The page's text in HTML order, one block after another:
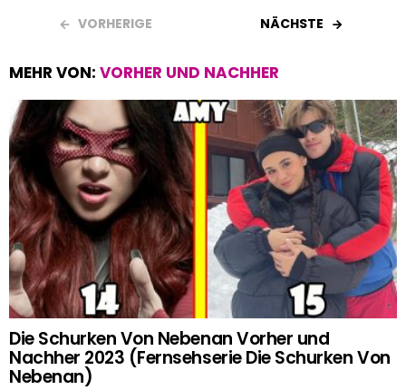
VORHERIGE NÄCHSTE
MEHR VON: VORHER UND NACHHER
Die Schurken Von Nebenan Vorher und
Nachher 2023 (Fernsehserie Die Schurken Von
Nebenan)